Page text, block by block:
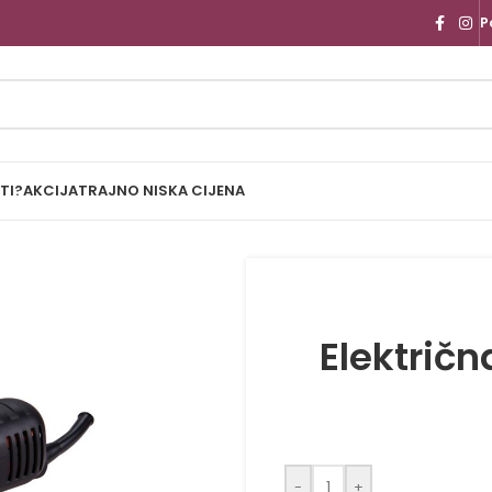
AKCIJATRAJNO NISKA CIJENA
- +